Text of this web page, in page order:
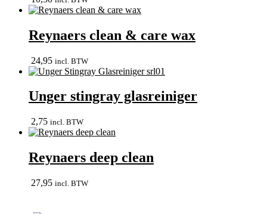
Reynaers clean & care wax
24,95 incl. BTW
Unger stingray glasreiniger
2,75 incl. BTW
Reynaers deep clean
27,95 incl. BTW